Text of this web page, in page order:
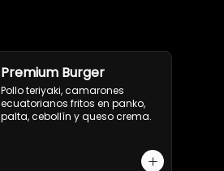
Premium Burger
Pollo teriyaki, camarones
ecuatorianos fritos en panko,
palta, cebollín y queso crema.